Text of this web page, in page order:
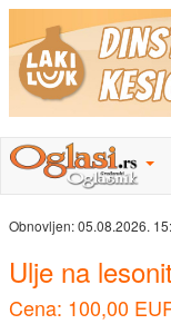
Obnovljen:05.08.2026.
Ulje na
Cena: 100,00